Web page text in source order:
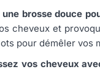
brosse douce
cheveux et
pour démêler vos
vos cheveux